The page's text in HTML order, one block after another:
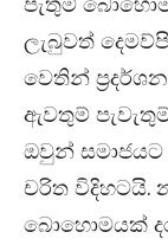
ලැබුවත්
වෙතින්
ඇවතුම්
ඔවුන්
චරිත විදිහටයි.
බොහොමයක්